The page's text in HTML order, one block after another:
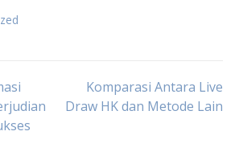
Komparasi Antara Live
Draw HK dan Metode Lain